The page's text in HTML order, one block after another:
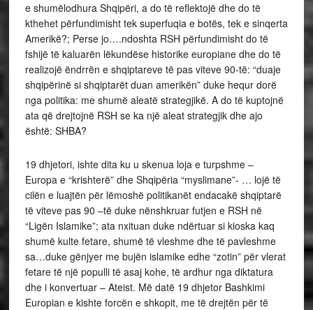
e shumëlodhura Shqipëri, a do të reflektojë dhe do të
kthehet përfundimisht tek superfuqia e botës, tek e sinqerta
Amerikë?; Perse jo….ndoshta RSH përfundimisht do të
fshijë të kaluarën lëkundëse historike europiane dhe do të
realizojë ëndrrën e shqiptareve të pas viteve 90-të: “duaje
shqipërinë si shqiptarët duan amerikën” duke hequr dorë
nga politika: me shumë aleatë strategjikë. A do të kuptojnë
ata që drejtojnë RSH se ka një aleat strategjik dhe ajo
është: SHBA?
19 dhjetori, ishte dita ku u skenua loja e turpshme –
Europa e “krishterë” dhe Shqipëria “myslimane”- … lojë të
cilën e luajtën për lëmoshë politikanët endacakë shqiptarë
të viteve pas 90 –të duke nënshkruar futjen e RSH në
“Ligën Islamike”; ata nxituan duke ndërtuar si kioska kaq
shumë kulte fetare, shumë të vleshme dhe të pavleshme
sa…duke gënjyer me bujën islamike edhe “zotin” për vlerat
fetare të një populli të asaj kohe, të ardhur nga diktatura
dhe i konvertuar – Ateist. Më datë 19 dhjetor Bashkimi
Europian e kishte forcën e shkopit, me të drejtën për të